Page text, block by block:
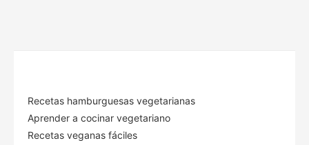
Recetas hamburguesas vegetarianas
Aprender a cocinar vegetariano
Recetas veganas fáciles